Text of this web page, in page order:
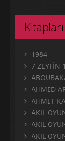
1984
7 ZEYTİN
AHMED
AHMET
AKIL
AKIL
AKIL